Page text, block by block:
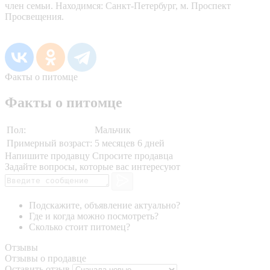
член семьи. Находимся: Санкт-Петербург, м. Проспект
Просвещения.
Факты о питомце
Факты о питомце
Пол:
Мальчик
Примерный возраст: 5 месяцев 6 дней
Напишите продавцу Спросите продавца
Задайте вопросы, которые вас интересуют
Подскажите, объявление актуально?
Где и когда можно посмотреть?
Сколько стоит питомец?
Отзывы
Отзывы о продавце